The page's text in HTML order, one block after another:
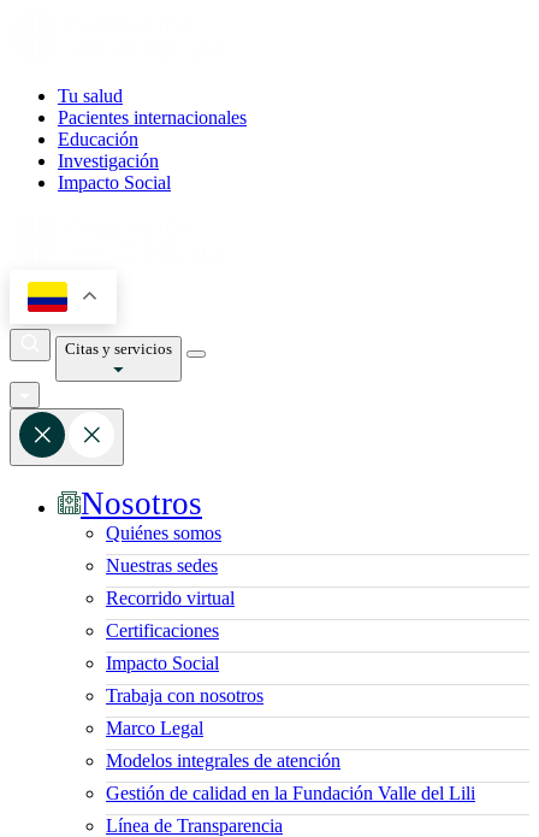
Tu salud
Pacientes internacionales
Educación
Investigación
Impacto Social
Citas y servicios
Nosotros
Quiénes somos
Nuestras sedes
Recorrido virtual
Certificaciones
Impacto Social
Trabaja con nosotros
Marco Legal
Modelos integrales de atención
Gestión de calidad en la Fundación Valle del Lili
Línea de Transparencia